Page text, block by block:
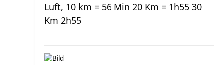
Luft, 10 km = 56 Min 20 Km = 1h55 30
Km 2h55